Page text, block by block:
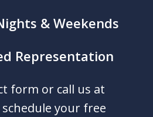
& Weekends
Representation
form or call us at
your free